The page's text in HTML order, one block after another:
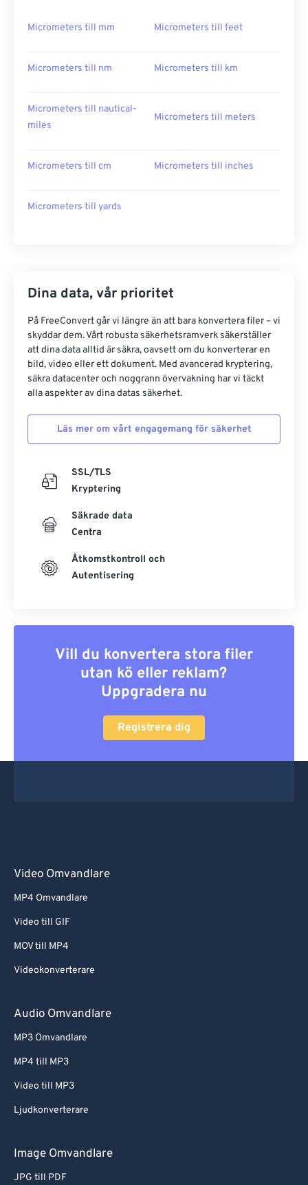
Micrometers till mm Micrometers till feet
Micrometers till nm Micrometers till km
Micrometers till nautical-
miles
Micrometers till meters
Micrometers till cm Micrometers till inches
Micrometers till yards
Dina data, vår prioritet
På FreeConvert går vi längre än att bara konvertera filer – vi
skyddar dem. Vårt robusta säkerhetsramverk säkerställer
att dina data alltid är säkra, oavsett om du konverterar en
bild, video eller ett dokument. Med avancerad kryptering,
säkra datacenter och noggrann övervakning har vi täckt
alla aspekter av dina datas säkerhet.
Läs mer om vårt engagemang för säkerhet
SSL/TLS
Kryptering
Säkrade data
Centra
Åtkomstkontroll och
Autentisering
Vill du konvertera stora filer
utan kö eller reklam?
Uppgradera nu
Registrera dig
Video Omvandlare
MP4 Omvandlare
Video till GIF
MOV till MP4
Videokonverterare
Audio Omvandlare
MP3 Omvandlare
MP4 till MP3
Video till MP3
Ljudkonverterare
Image Omvandlare
JPG till PDF